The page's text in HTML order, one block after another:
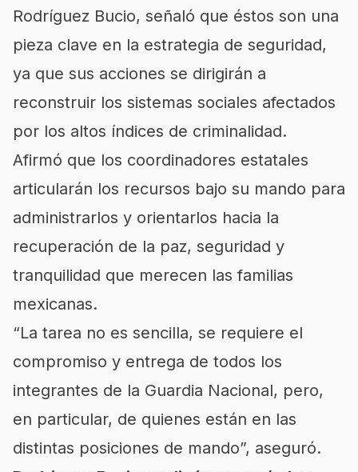
Rodríguez Bucio, señaló que éstos son una
pieza clave en la estrategia de seguridad,
ya que sus acciones se dirigirán a
reconstruir los sistemas sociales afectados
por los altos índices de criminalidad.
Afirmó que los coordinadores estatales
articularán los recursos bajo su mando para
administrarlos y orientarlos hacia la
recuperación de la paz, seguridad y
tranquilidad que merecen las familias
mexicanas.
“La tarea no es sencilla, se requiere el
compromiso y entrega de todos los
integrantes de la Guardia Nacional, pero,
en particular, de quienes están en las
distintas posiciones de mando”, aseguró.